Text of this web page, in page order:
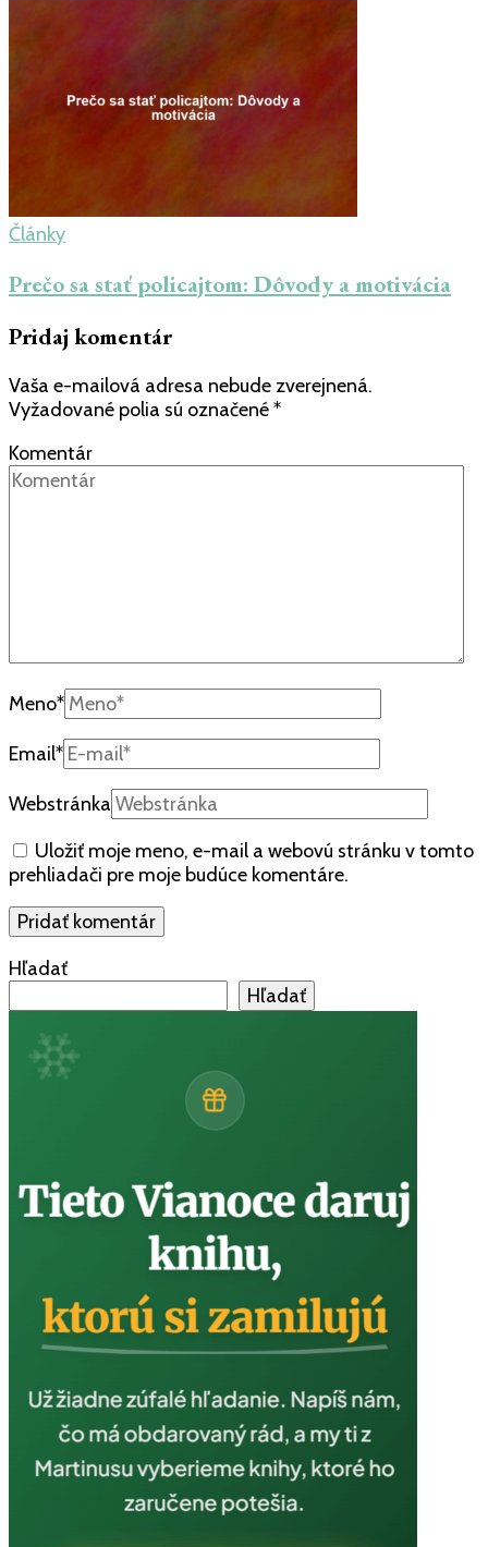
Články
Prečo sa stať policajtom: Dôvody a motivácia
Pridaj komentár
Vaša e-mailová adresa nebude zverejnená.
Vyžadované polia sú označené*
Komentár
Meno*
Email*
Webstránka
Uložiť moje meno, e-mail a webovú stránku v tomto
prehliadači pre moje budúce komentáre.
Hľadať
Hľadať